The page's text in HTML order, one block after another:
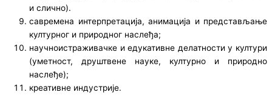
и слично).
савремена интерпретација, анимација и представљање
културног и природног наслеђа;
научноистраживачке и едукативне делатности у култури
(уметност, друштвене науке, културно и природно
наслеђе);
креативне индустрије.